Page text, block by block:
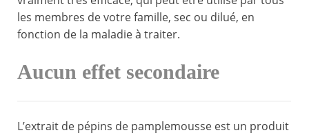
les membres de votre famille, sec ou dilué, en
fonction de la maladie à traiter.
Aucun effet secondaire
L’extrait de pépins de pamplemousse est un produit